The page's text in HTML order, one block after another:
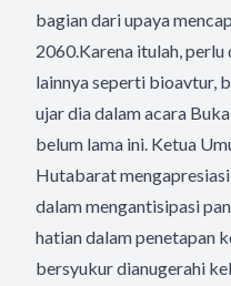
bagian dari upaya
2060.Karena itulah,
lainnya seperti bioavtur,
ujar dia dalam acara
belum lama ini. Ketua
Hutabarat
dalam mengantisipasi
hatian dalam penetapan
bersyukur dianugerahi